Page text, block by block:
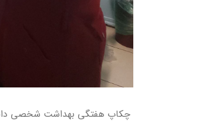
چکاپ هفتگی بهداشت شخصی